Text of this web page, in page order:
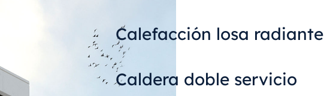
Calefacción losa radiante
Caldera doble servicio